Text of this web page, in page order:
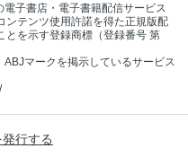
電子書店・電子書籍配信サービス
ンテンツ使用許諾を得た正規版配
とを示す登録商標（登録番号 第
ABJマークを掲示しているサービス
行する